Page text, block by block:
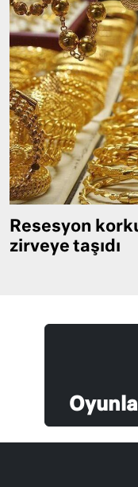
Resesyon
zirveye taşıdı